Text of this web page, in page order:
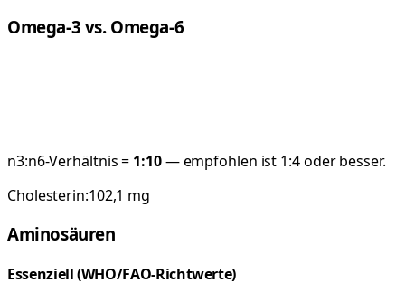
Omega-3 vs. Omega-6
n3:n6-Verhältnis = 1:10— empfohlen ist 1:4 oder besser.
Cholesterin:102,1 mg
Aminosäuren
Essenziell (WHO/FAO-Richtwerte)